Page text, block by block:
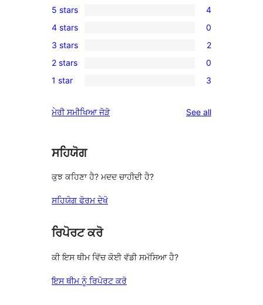
4
5-
star
reviews
5 stars 4
0
4-
star
reviews
4 stars 0
2
3-
star
3 stars 2
0
2-
reviews
2 stars 0
3
star
1 star 3
ਮੇਰੀ ਸਮੀਖਿਆ ਜੋੜੋ See allreviews
ਸਹਿਯੋਗ
ਕੁਝ ਕਹਿਣਾ ਹੈ? ਮਦਦ ਚਾਹੀਦੀ ਹੈ?
ਸਹਿਯੋਗ ਫੋਰਮ ਦੇਖੋ
ਰਿਪੋਰਟ ਕਰੋ
ਕੀ ਇਸ ਥੀਮ ਵਿੱਚ ਕੋਈ ਵੱਡੀ ਸਮੱਸਿਆ ਹੈ?
ਇਸ ਥੀਮ ਨੂੰ ਰਿਪੋਰਟ ਕਰੋ